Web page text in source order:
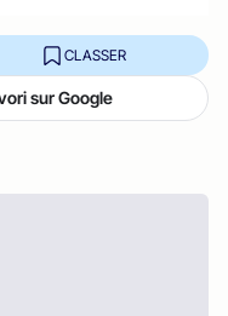
CLASSER
sur Google